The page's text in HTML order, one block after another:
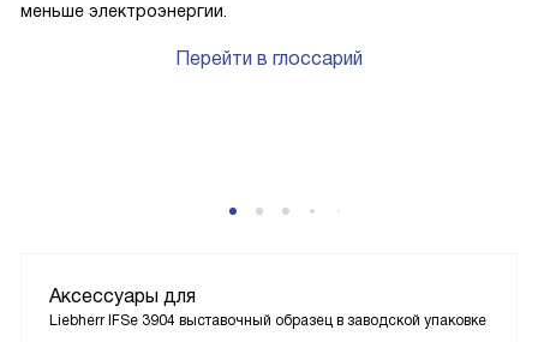
меньше электроэнергии.
Перейти в глоссарий
Аксессуары для
Liebherr IFSe 3904 выставочный образец в заводской упаковке